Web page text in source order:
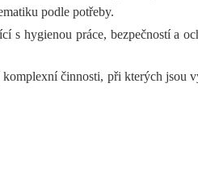
podle potřeby.
s hygienou práce, bezpečností
činnosti, při kterých jsou